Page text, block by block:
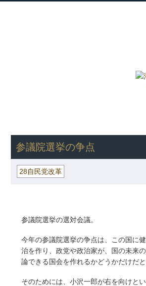
参議院選挙の争点
28自民党改革
参議院選挙の選対会議。
今年の参議院選挙の争点は、この国に
治を作り、政党や政治家が、国の未来
論できる国会を作れるかどうかだけだと
そのためには、小沢一郎が右を向けと